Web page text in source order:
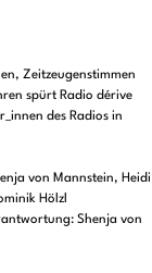
Zeitzeugenstimmen
spürt Radio dérive
des Radios in
von Mannstein, Heidi
Hölzl
Shenja von